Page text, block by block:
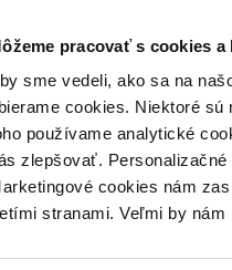
pracovať s cookies
sme vedeli, ako sa na
cookies. Niektoré sú
používame analytické
zlepšovať.
cookies nám
stranami. Veľmi by